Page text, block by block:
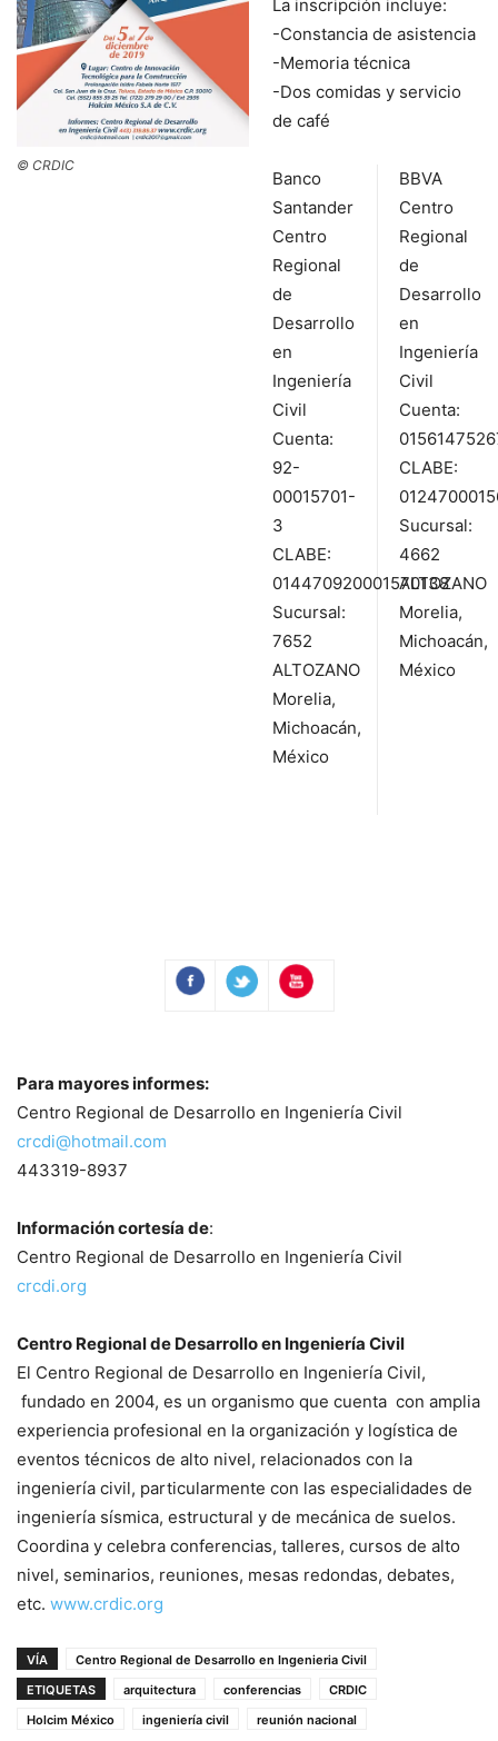
© CRDIC
La inscripción incluye:
-Constancia de asistencia
-Memoria técnica
-Dos comidas y servicio
de café
Banco
Santander
Centro
Regional
de
Desarrollo
en
Ingeniería
Civil
Cuenta:
92-
00015701-
3
CLABE:
014470920001570138
Sucursal:
7652
ALTOZANO
Morelia,
Michoacán,
México
BBVA
Centro
Regional
de
Desarrollo
en
Ingeniería
Civil
Cuenta:
CLABE:
Sucursal:
4662
ALTOZANO
Morelia,
Michoacán,
México
Para mayores informes:
Centro Regional de Desarrollo en Ingeniería Civil
crcdi@hotmail.com
443319-8937
Información cortesía de:
Centro Regional de Desarrollo en Ingeniería Civil
crcdi.org
Centro Regional de Desarrollo en Ingeniería Civil
El Centro Regional de Desarrollo en Ingeniería Civil,
fundado en 2004, es un organismo que cuenta con amplia
experiencia profesional en la organización y logística de
eventos técnicos de alto nivel, relacionados con la
ingeniería civil, particularmente con las especialidades de
ingeniería sísmica, estructural y de mecánica de suelos.
Coordina y celebra conferencias, talleres, cursos de alto
nivel, seminarios, reuniones, mesas redondas, debates,
etc. www.crdic.org
VÍA
Centro Regional de Desarrollo en Ingenieria Civil
ETIQUETAS
arquitectura conferencias
CRDIC
Holcim México
ingeniería civil reunión nacional